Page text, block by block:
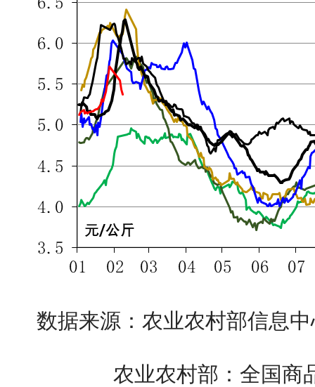
数据来源：农业农村部信息
农业农村部：全国商